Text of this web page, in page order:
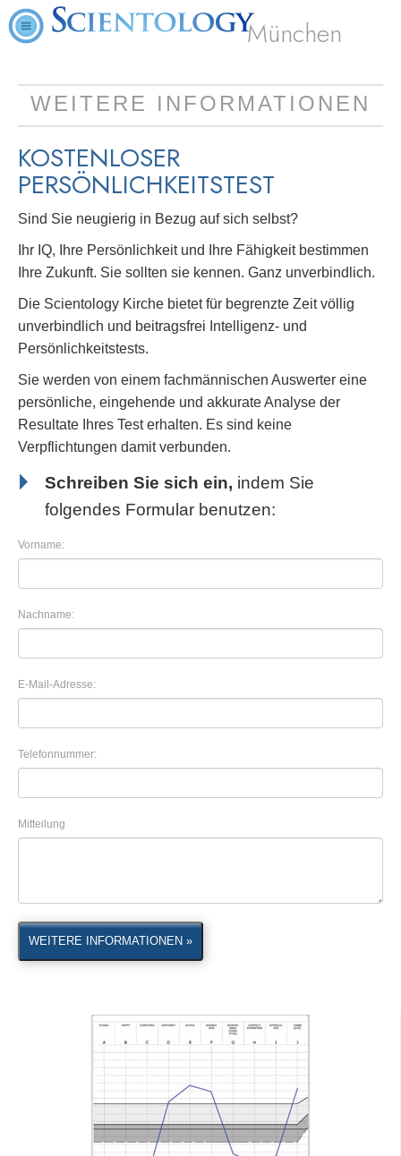
München
WEITERE INFORMATIONEN
KOSTENLOSER
PERSÖNLICHKEITSTEST
Sind Sie neugierig in Bezug auf sich selbst?
Ihr IQ, Ihre Persönlichkeit und Ihre Fähigkeit bestimmen
Ihre Zukunft. Sie sollten sie kennen. Ganz unverbindlich.
Die Scientology Kirche bietet für begrenzte Zeit völlig
unverbindlich und beitragsfrei Intelligenz- und
Persönlichkeitstests.
Sie werden von einem fachmännischen Auswerter eine
persönliche, eingehende und akkurate Analyse der
Resultate Ihres Test erhalten. Es sind keine
Verpflichtungen damit verbunden.
Schreiben Sie sich ein, indem Sie
folgendes Formular benutzen:
Vorname:
Nachname:
E-Mail-Adresse:
Telefonnummer:
Mitteilung
WEITERE INFORMATIONEN »